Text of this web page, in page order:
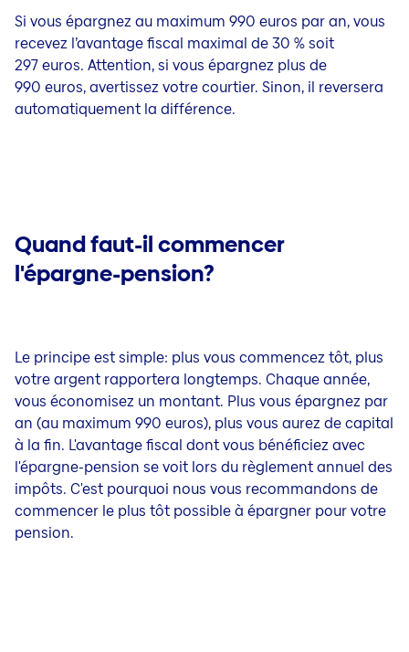
Si vous épargnezau maximum 990 euros par an, vous
recevez l’avantage fiscal maximal de 30 % soit
297 euros. Attention, si vous épargnez plus de
990 euros, avertissez votre courtier. Sinon, il reversera
automatiquement la différence.
Quand faut-il commencer
l'épargne-pension?
Le principe est simple: plus vous commencez tôt, plus
votre argent rapportera longtemps. Chaque année,
vous économisez un montant. Plus vous épargnez par
an (au maximum 990 euros), plus vous aurez de capital
à la fin. L'avantage fiscal dont vous bénéficiez avec
l'épargne-pension se voit lors du règlement annuel des
impôts. C'est pourquoi nous vous recommandons de
commencer le plus tôt possible à épargner pour votre
pension.